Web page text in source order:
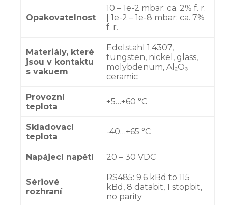
Opakovatelnost
10 – 1e-2 mbar: ca. 2% f. r.
| 1e-2 – 1e-8 mbar: ca. 7%
f. r.
Materiály, které
jsou v kontaktu
s vakuem
Edelstahl 1.4307,
tungsten, nickel, glass,
molybdenum, Al₂O₃
ceramic
Provozní
teplota
+5…+60 °C
Skladovací
teplota
-40…+65 °C
Napájecí napětí 20 – 30 VDC
Sériové
rozhraní
RS485: 9.6 kBd to 115
kBd, 8 databit, 1 stopbit,
no parity